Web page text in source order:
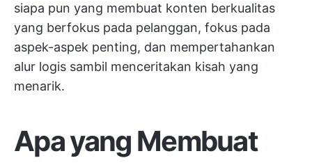
siapa pun yang membuat konten berkualitas
yang berfokus pada pelanggan, fokus pada
aspek-aspek penting, dan mempertahankan
alur logis sambil menceritakan kisah yang
menarik.
Apa yang Membuat